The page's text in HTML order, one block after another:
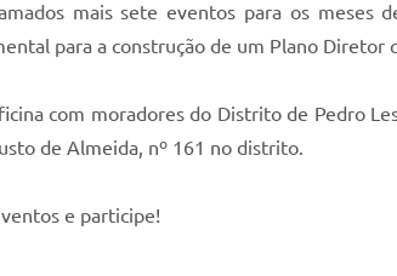
mais sete eventos para os meses
para a construção de um Plano Diretor
com moradores do Distrito de Pedro
de Almeida, nº 161 no distrito.
e participe!